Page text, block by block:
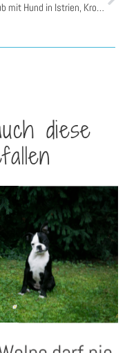
Urlaub mit Hund in Istrien, Kroatien – Teil 3
diese